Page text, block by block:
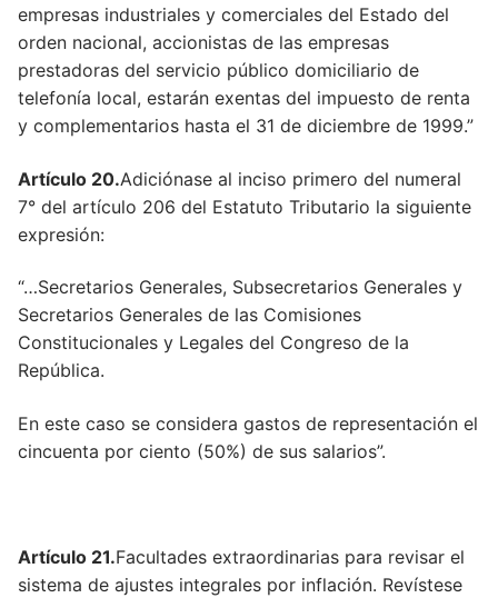
empresas industriales y comerciales del Estado del
orden nacional, accionistas de las empresas
prestadoras del servicio público domiciliario de
telefonía local, estarán exentas del impuesto de renta
y complementarios hasta el 31 de diciembre de 1999.”
Artículo 20.Adiciónase al inciso primero del numeral
7° del artículo 206 del Estatuto Tributario la siguiente
expresión:
“…Secretarios Generales, Subsecretarios Generales y
Secretarios Generales de las Comisiones
Constitucionales y Legales del Congreso de la
República.
En este caso se considera gastos de representación el
cincuenta por ciento (50%) de sus salarios”.
Artículo 21.Facultades extraordinarias para revisar el
sistema de ajustes integrales por inflación. Revístese